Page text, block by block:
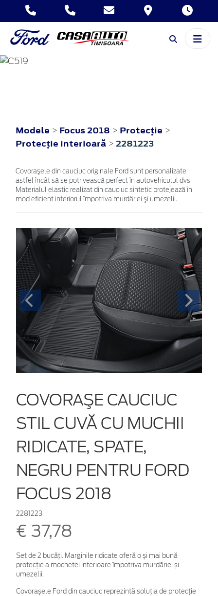
Modele > Focus 2018 > Protecţie >
Protecţie interioară > 2281223
Covoraşele din cauciuc originale Ford sunt personalizate
astfel încât să se potrivească perfect în autovehiculul dvs.
Materialul elastic realizat din cauciuc sintetic protejează în
mod eficient interiorul împotriva murdăriei şi umezelii.
COVORAŞE CAUCIUC
STIL CUVĂ CU MUCHII
RIDICATE, SPATE,
NEGRU PENTRU FORD
FOCUS 2018
2281223
€ 37,78
Set de 2 bucăți. Marginile ridicate oferă o și mai bună
protecție a mochetei interioare împotriva murdăriei și
umezelii.
Covorașele Ford din cauciuc reprezintă soluția de protecție